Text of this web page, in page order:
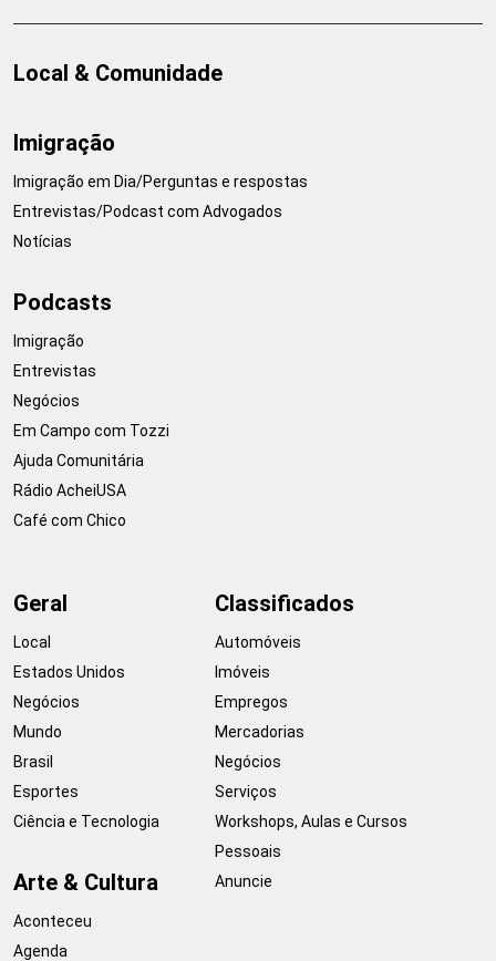
Local & Comunidade
Imigração
Imigração em Dia/Perguntas e respostas
Entrevistas/Podcast com Advogados
Notícias
Podcasts
Imigração
Entrevistas
Negócios
Em Campo com Tozzi
Ajuda Comunitária
Rádio AcheiUSA
Café com Chico
Geral
Local
Estados Unidos
Negócios
Mundo
Brasil
Esportes
Ciência e Tecnologia
Arte & Cultura
Aconteceu
Agenda
Classificados
Automóveis
Imóveis
Empregos
Mercadorias
Negócios
Serviços
Workshops, Aulas e Cursos
Pessoais
Anuncie